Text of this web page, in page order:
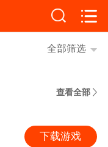
全部筛选
查看全部
下载游戏